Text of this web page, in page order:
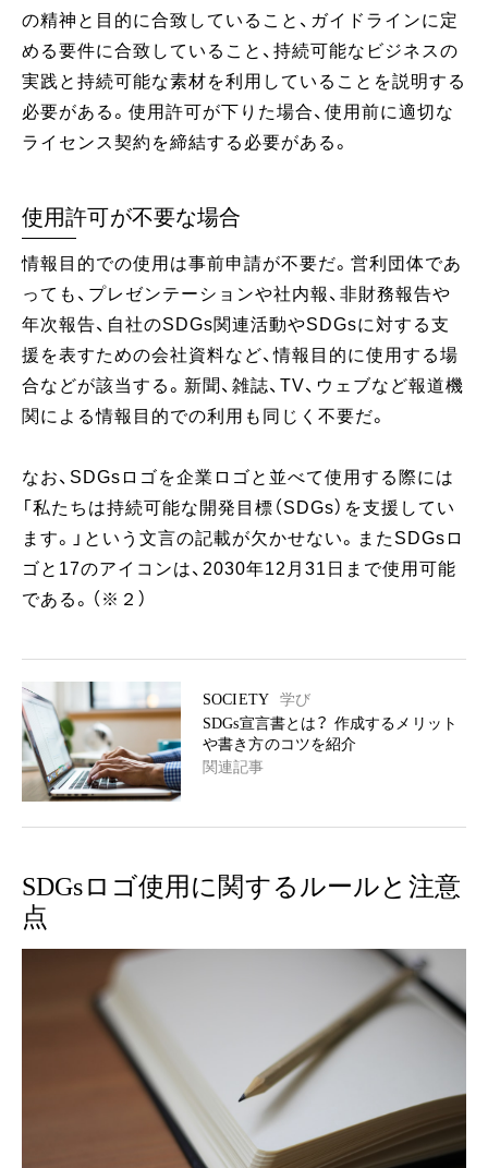
の精神と目的に合致していること、ガイドラインに定
める要件に合致していること、持続可能なビジネスの
実践と持続可能な素材を利用していることを説明する
必要がある。使用許可が下りた場合、使用前に適切な
ライセンス契約を締結する必要がある。
使用許可が不要な場合
情報目的での使用は事前申請が不要だ。営利団体であ
っても、プレゼンテーションや社内報、非財務報告や
年次報告、自社のSDGs関連活動やSDGsに対する支
援を表すための会社資料など、情報目的に使用する場
合などが該当する。新聞、雑誌、TV、ウェブなど報道機
関による情報目的での利用も同じく不要だ。
なお、SDGsロゴを企業ロゴと並べて使用する際には
「私たちは持続可能な開発目標（SDGs）を支援してい
ます。」という文言の記載が欠かせない。またSDGsロ
ゴと17のアイコンは、2030年12月31日まで使用可能
である。（※２）
SOCIETY
学び
SDGs宣言書とは？ 作成するメリット
や書き方のコツを紹介
関連記事
SDGsロゴ使用に関するルールと注意
点